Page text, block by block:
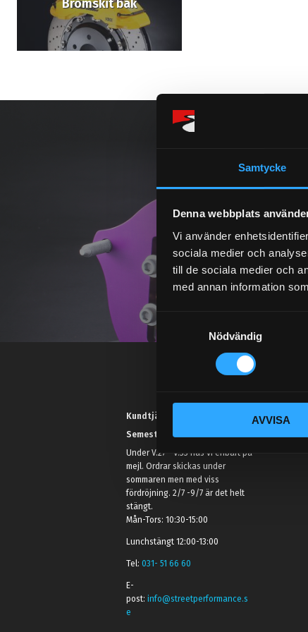
Samtycke
Denna webbplats
Vi använder
sociala medier och
till de sociala medier och
med annan information
S
a
k
e
s
v
a
Nödvändig
AVVISA
Bromskit bak
Kundtjänst telefon:
Semestertider.
Under V.27 - V.33 nås vi enbart på
mejl. Ordrar skickas under
sommaren men med viss
fördröjning. 2/7 -9/7 är det helt
stängt.
Mån-Tors: 10:30-15:00
Lunchstängt 12:00-13:00
Tel:031- 51 66 60
E-
post:info@streetperformance.s
e